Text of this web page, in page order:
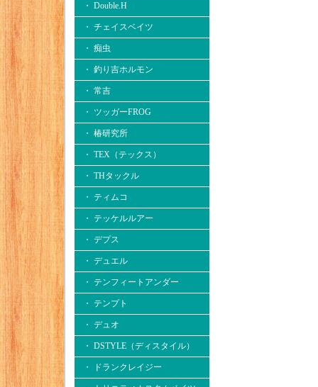
・ Double.H
・ チェイスベイツ
・ 痴虫
・ 釣り吉ホルモン
・ 常吉
・ ツッガーFROG
・ 椿研究所
・ TEX（テックス）
・ THタックル
・ ティムコ
・ テッケルルアー
・ デプス
・ デュエル
・ テンフィートアンダー
・ テンプト
・ デュオ
・ DSTYLE（ディスタイル）
・ ドランクレイジー